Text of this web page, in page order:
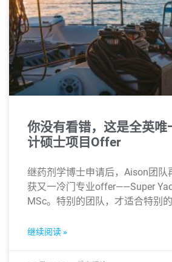
你没有看错，这是全英唯
计硕士项目Offer
继药剂学博士申请后，Aison团队
获又一冷门专业offer——Super
MSc。特别的团队，才适合特别的
继续阅读 »